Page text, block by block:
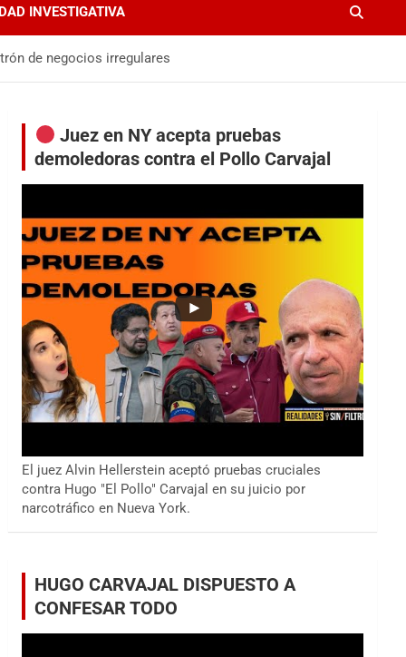
INVESTIGATIVA
de negocios irregulares
Juez en NY acepta pruebas
demoledoras contra el Pollo Carvajal
El juez Alvin Hellerstein aceptó pruebas cruciales
contra Hugo "El Pollo" Carvajal en su juicio por
narcotráfico en Nueva York.
HUGO CARVAJAL DISPUESTO A
CONFESAR TODO